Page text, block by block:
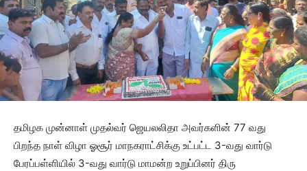
தமிழக முன்னாள் முதல்வர் ஜெயலலிதா அவர்களின் 77 வது
பிறந்த நாள் விழா ஓசூர் மாநகராட்சிக்கு உட்பட்ட 3-வது வார்டு
பேரப்பள்ளியில் 3-வது வார்டு மாமன்ற உறுப்பினர் திரு